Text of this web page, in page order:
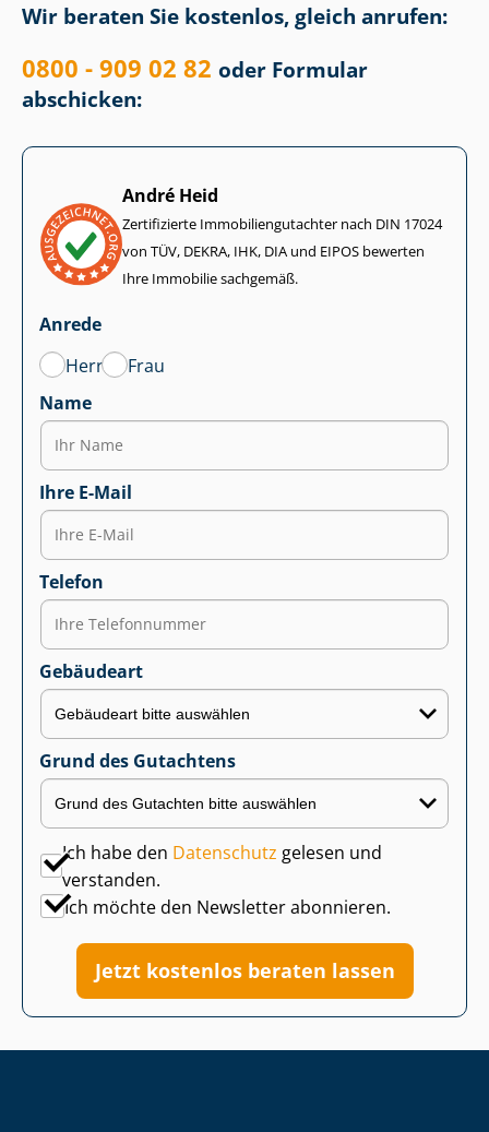
Wir beraten Sie kostenlos, gleich anrufen:
0800 - 909 02 82 oder Formular
abschicken:
André Heid
Zertifizierte Im­mo­bi­li­en­gut­ach­ter nach DIN 17024
von TÜV, DEKRA, IHK, DIA und EIPOS bewerten
Ihre Immobilie sachgemäß.
Anrede
Herr
Frau
Name
Ihre E-Mail
Telefon
Gebäudeart
Grund des Gutachtens
Ich habe den Datenschutz gelesen und
verstanden.
Ich möchte den Newsletter abonnieren.
Jetzt kostenlos beraten lassen